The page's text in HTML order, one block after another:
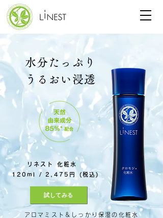
水分たっぷり
うるおい浸透
試してみる
リネスト 化粧水
120ml / 2,475円 (税込)
アロマミスト＆しっかり保湿の化粧水